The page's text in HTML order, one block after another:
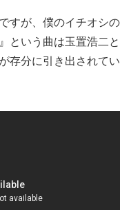
すが、僕のイチオシの
という曲は玉置浩二と
存分に引き出されてい